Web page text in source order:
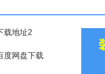
载地址2
度网盘下载